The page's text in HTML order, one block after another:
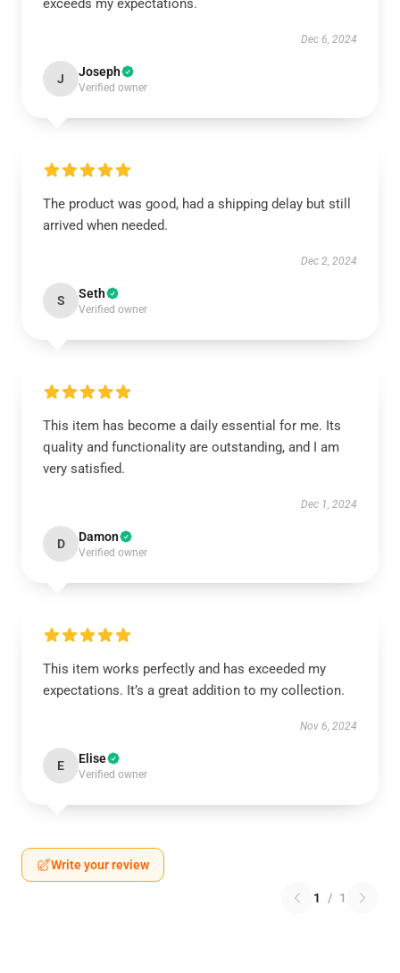
exceeds my expectations.
Dec 6, 2024
J Joseph
Verified owner
The product was good, had a shipping delay but still
arrived when needed.
Dec 2, 2024
S Seth
Verified owner
This item has become a daily essential for me. Its
quality and functionality are outstanding, and I am
very satisfied.
Dec 1, 2024
D Damon
Verified owner
This item works perfectly and has exceeded my
expectations. It’s a great addition to my collection.
Nov 6, 2024
E Elise
Verified owner
Write your review
1 / 1